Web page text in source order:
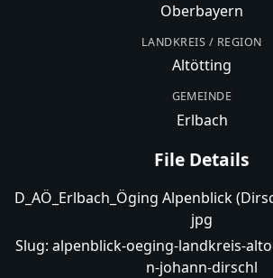
Oberbayern
LANDKREIS / REGION
Altötting
GEMEINDE
Erlbach
File Details
D_AÖ_Erlbach_Öging Alpenblick
jpg
Slug: alpenblick-oeging-landkreis-
n-johann-dirschl